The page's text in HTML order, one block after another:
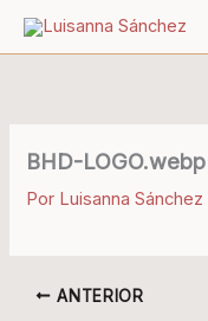
BHD-LOGO.webp
Por Luisanna Sánchez
ANTERIOR